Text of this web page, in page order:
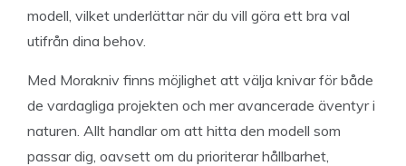
modell, vilket underlättar när du vill göra ett bra val
utifrån dina behov.
Med Morakniv finns möjlighet att välja knivar för både
de vardagliga projekten och mer avancerade äventyr i
naturen. Allt handlar om att hitta den modell som
passar dig, oavsett om du prioriterar hållbarhet,